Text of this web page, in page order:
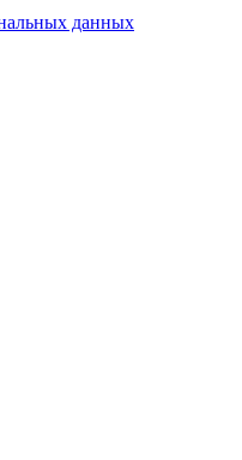
данных